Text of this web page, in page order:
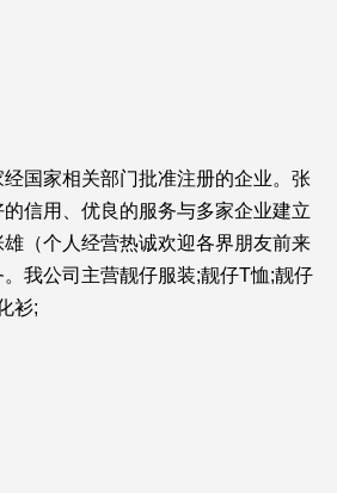
国家相关部门批准注册的企业。张
信用、优良的服务与多家企业建立
（个人经营热诚欢迎各界朋友前来
我公司主营靓仔服装;靓仔T恤;靓仔
衫;